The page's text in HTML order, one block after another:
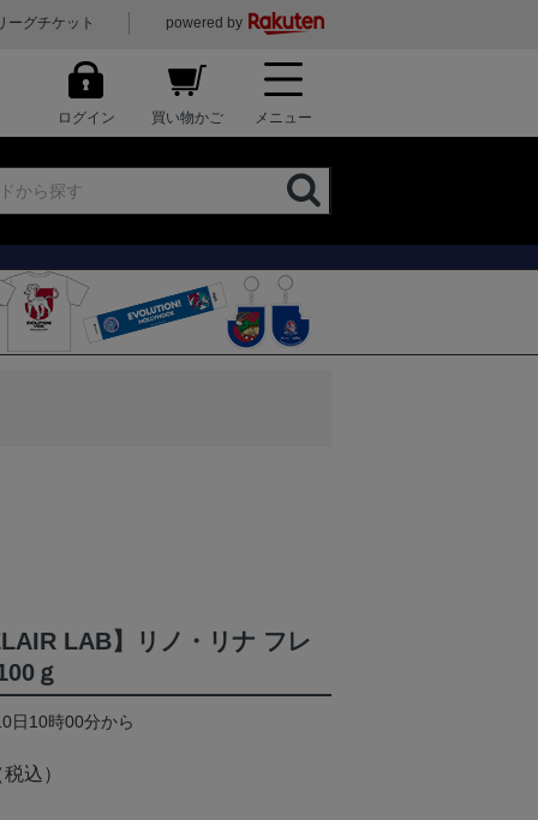
ーグチケット powered by
ログイン 買い物かご メニュー
LAB】リノ・リナ フレ
ｇ
日10時00分から
込）